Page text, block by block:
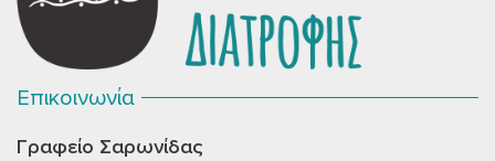
Επικοινωνία
Γραφείο Σαρωνίδας